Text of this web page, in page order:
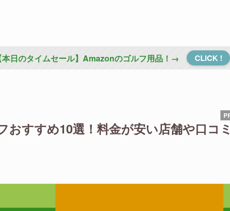
本日のタイムセール】Amazonのゴルフ用品！→ CLICK !
おすすめ10選！料金が安い店舗や口コミ